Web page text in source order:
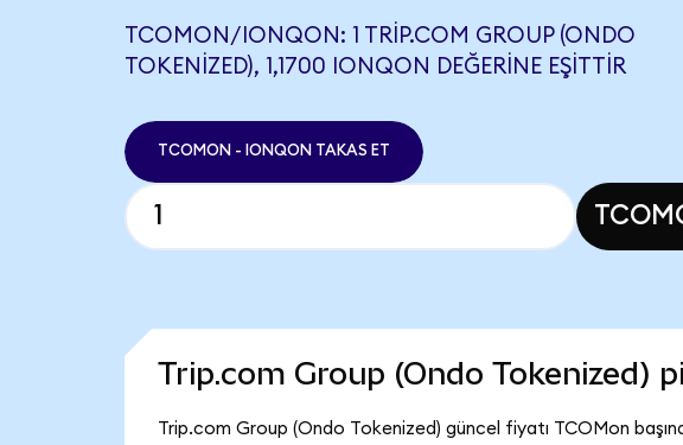
TCOMON/IONQON: 1 TRIP.COM GROUP (ONDO
TOKENIZED), 1,1700 IONQON DEĞERINE EŞITTIR
TCOMON - IONQON TAKAS ET
Trip.com Group (Ondo Tokenized)
Trip.com Group (Ondo Tokenized) güncel fiyatı TCOMon